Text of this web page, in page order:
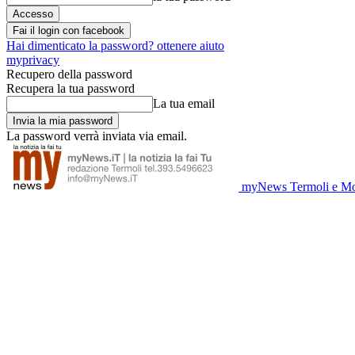
Fai il login con facebook
Hai dimenticato la password? ottenere aiuto
myprivacy
Recupero della password
Recupera la tua password
La tua email
La password verrà inviata via email.
myNews Termoli e